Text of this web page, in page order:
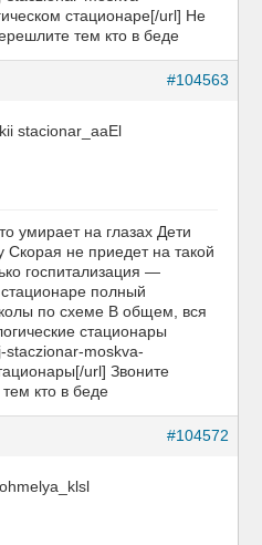
стационаре[/url] Не
тем кто в беде
#104563
stacionar_aaEl
умирает на глазах Дети
Скорая не приедет на такой
госпитализация —
стационаре полный
по схеме В общем, вся
стационары
staczionar-moskva-
url] Звоните
кто в беде
#104572